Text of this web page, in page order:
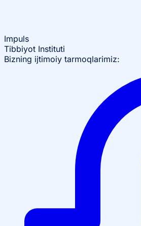
Impuls
Tibbiyot Instituti
Bizning ijtimoiy tarmoqlarimiz: